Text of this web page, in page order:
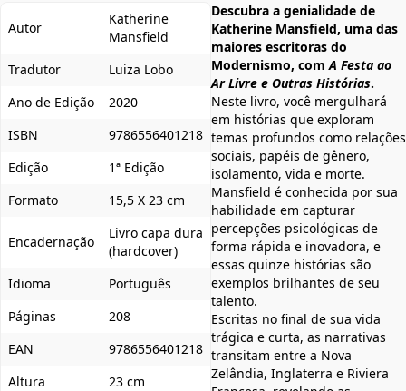
Autor
Katherine
Mansfield
Tradutor
Luiza Lobo
Ano de Edição
2020
ISBN
9786556401218
Edição
1ª Edição
Formato
15,5 X 23 cm
Encadernação
Livro capa dura
(hardcover)
Idioma
Português
Páginas
208
EAN
9786556401218
Altura
23 cm
Descubra a genialidade de
Katherine Mansfield, uma das
maiores escritoras do
Modernismo, comA Festa ao
Ar Livre e Outras Histórias.
Neste livro, você mergulhará
em histórias que exploram
temas profundos como relações
sociais, papéis de gênero,
isolamento, vida e morte.
Mansfield é conhecida por sua
habilidade em capturar
percepções psicológicas de
forma rápida e inovadora, e
essas quinze histórias são
exemplos brilhantes de seu
talento.
Escritas no final de sua vida
trágica e curta, as narrativas
transitam entre a Nova
Zelândia, Inglaterra e Riviera